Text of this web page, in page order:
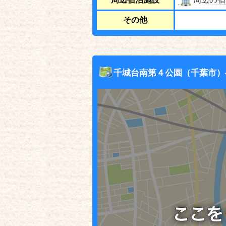
その他
千城台南第４公園（千葉市